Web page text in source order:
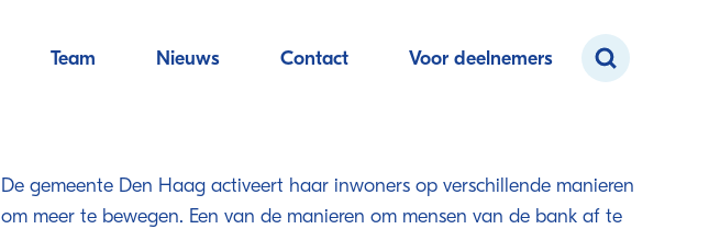
Team Nieuws Contact Voor deelnemers
De gemeente Den Haag activeert haar inwoners op verschillende manieren
om meer te bewegen. Een van de manieren om mensen van de bank af te